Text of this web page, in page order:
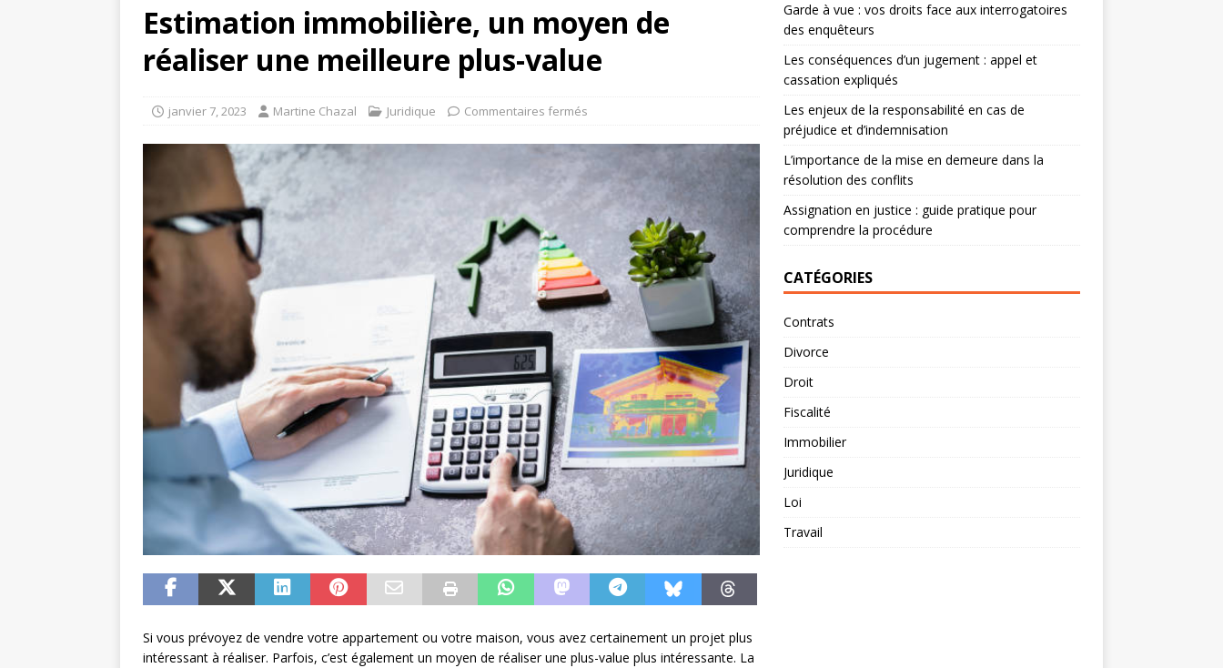
Estimation immobilière, un moyen de
réaliser une meilleure plus-value
janvier 7, 2023 Martine Chazal Juridique Commentaires fermés
Si vous prévoyez de vendre votre appartement ou votre maison, vous avez certainement un projet plus
intéressant à réaliser. Parfois, c’est également un moyen de réaliser une plus-value plus intéressante. La
Garde à vue : vos droits face aux interrogatoires
des enquêteurs
Les conséquences d’un jugement : appel et
cassation expliqués
Les enjeux de la responsabilité en cas de
préjudice et d’indemnisation
L’importance de la mise en demeure dans la
résolution des conflits
Assignation en justice : guide pratique pour
comprendre la procédure
CATÉGORIES
Contrats
Divorce
Droit
Fiscalité
Immobilier
Juridique
Loi
Travail